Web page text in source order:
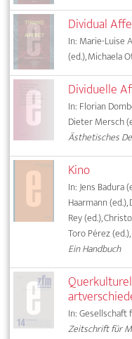
Dividual
In: Marie-Luise
(ed.), Michaela
Dividuelle
In: Florian
Dieter Mersch
Ästhetisches
Kino
In: Jens Badura
Haarmann
Rey (ed.),
Toro Pérez (ed.),
Ein Handbuch
In: Gesellschaft
Zeitschrift für